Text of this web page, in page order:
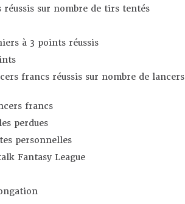
réussis sur nombre de tirs tentés
à 3 points réussis
francs réussis sur nombre de lancers
francs
perdues
personnelles
Fantasy League